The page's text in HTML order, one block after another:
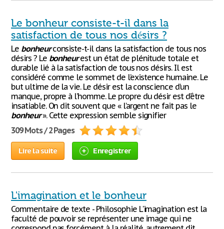
Le bonheur consiste-t-il dans la
satisfaction de tous nos désirs ?
Le bonheurconsiste-t-il dans la satisfaction de tous nos
désirs ? Le bonheurest un état de plénitude totale et
durable lié à la satisfaction de tous nos désirs. Il est
considéré comme le sommet de l’existence humaine. Le
but ultime de la vie. Le désir est la conscience d’un
manque, propre à l’homme. Le propre du désir est d’être
insatiable. On dit souvent que « l’argent ne fait pas le
bonheur». Cette expression semble signifier
309 Mots / 2 Pages
Lire la suite Enregistrer
L'imagination et le bonheur
Commentaire de texte - Philosophie L'imagination est la
faculté de pouvoir se représenter une image qui ne